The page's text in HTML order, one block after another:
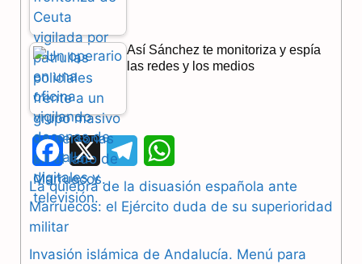
Así Sánchez te monitoriza y espía
las redes y los medios
F
a
c
X
e
l
h
a
La quiebra de la disuasión española ante
Marruecos: el Ejército duda de su superioridad
militar
Invasión islámica de Andalucía. Menú para